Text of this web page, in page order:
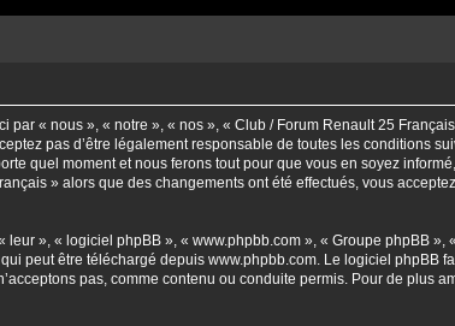
« nous », « notre », « nos », « Club / Forum Renault 25
pas d’être légalement responsable de toutes les conditions
quel moment et nous ferons tout pour que vous en soyez
» alors que des changements ont été effectués, vous
», « logiciel phpBB », « www.phpbb.com », « Groupe phpBB
peut être téléchargé depuis www.phpbb.com . Le logiciel phpBB
pas, comme contenu ou conduite permis. Pour de plus